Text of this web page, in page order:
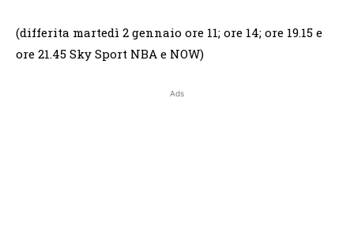
(differita martedì 2 gennaio ore 11; ore 14; ore 19.15 e
ore 21.45 Sky Sport NBA e NOW)
Ads